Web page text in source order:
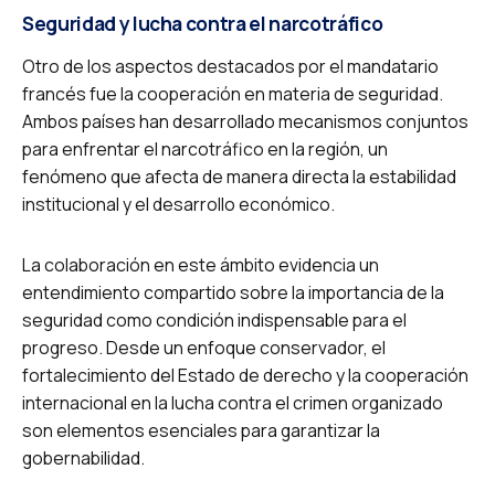
Seguridad y lucha contra el narcotráfico
Otro de los aspectos destacados por el mandatario
francés fue la cooperación en materia de seguridad.
Ambos países han desarrollado mecanismos conjuntos
para enfrentar el narcotráfico en la región, un
fenómeno que afecta de manera directa la estabilidad
institucional y el desarrollo económico.
La colaboración en este ámbito evidencia un
entendimiento compartido sobre la importancia de la
seguridad como condición indispensable para el
progreso. Desde un enfoque conservador, el
fortalecimiento del Estado de derecho y la cooperación
internacional en la lucha contra el crimen organizado
son elementos esenciales para garantizar la
gobernabilidad.